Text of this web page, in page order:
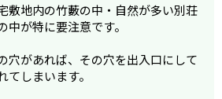
敷地内の竹藪の中・自然が多い別荘
が特に要注意です。
穴があれば、その穴を出入口にして
しまいます。